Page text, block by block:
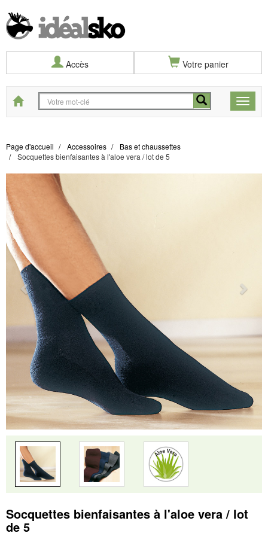
Accès Votre panier
Toggle
Start
Page d'accueil Accessoires
Bas et chaussettes
Socquettes bienfaisantes à l'aloe vera / lot de 5
Socquettes bienfaisantes à l'aloe vera / lot
de 5